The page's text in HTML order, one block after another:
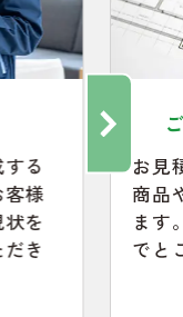
る
様
を
き
お見
商品
ます
でと